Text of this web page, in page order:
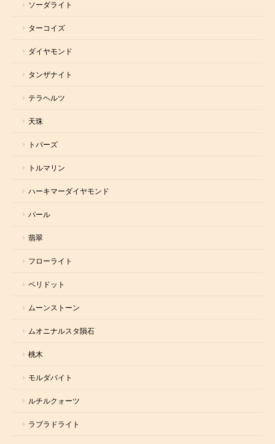
ソーダライト
ターコイズ
ダイヤモンド
タンザナイト
テラヘルツ
天珠
トパーズ
トルマリン
ハーキマーダイヤモンド
パール
翡翠
フローライト
ペリドット
ムーンストーン
ムオニナルスタ隕石
桃木
モルダバイト
ルチルクォーツ
ラブラドライト